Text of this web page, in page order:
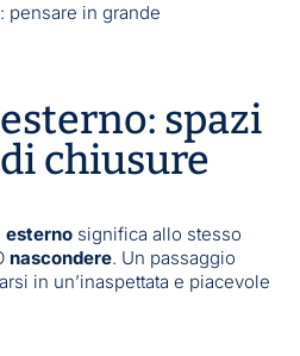
pensare in grande
spazi
chiusure
esterno significa allo stesso
nascondere. Un passaggio
in un’inaspettata e piacevole